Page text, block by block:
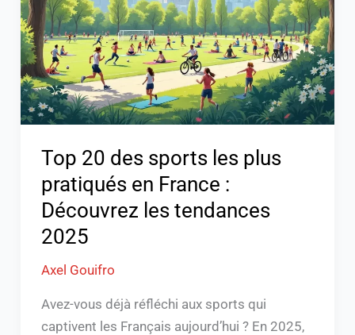
Top 20 des sports les plus
pratiqués en France :
Découvrez les tendances
2025
Axel Gouifro
Avez-vous déjà réfléchi aux sports qui
captivent les Français aujourd’hui ? En 2025,
les
plus
pratiqués
en
France
:
les
tendances
2025